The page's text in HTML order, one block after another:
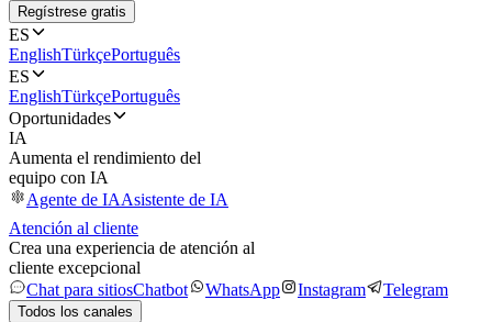
Regístrese gratis
ES
EnglishTürkçePortuguês
ES
EnglishTürkçePortuguês
Oportunidades
IA
Aumenta el rendimiento del
equipo con IA
Agente de IAAsistente de IA
Atención al cliente
Crea una experiencia de atención al
cliente excepcional
Chat para sitiosChatbot WhatsApp Instagram Telegram
Todos los canales